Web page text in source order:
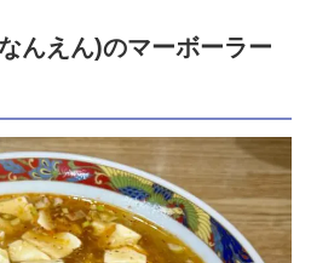
んえん)のマーボーラー